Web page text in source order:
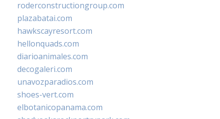
roderconstructiongroup.com
plazabatai.com
hawkscayresort.com
hellonquads.com
diarioanimales.com
decogaleri.com
unavozparadios.com
shoes-vert.com
elbotanicopanama.com